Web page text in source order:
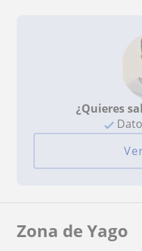
¿Quieres
Zona de Yago